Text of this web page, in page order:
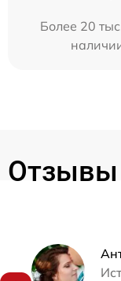
Более 20
Отзывы